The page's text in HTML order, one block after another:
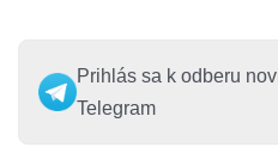
Prihlás sa k odberu
Telegram